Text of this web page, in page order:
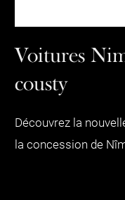
Voitures
cousty
Découvrez la
la concession de